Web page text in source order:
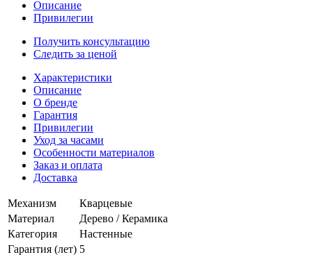
Описание
Привилегии
Получить консультацию
Следить за ценой
Характеристики
Описание
О бренде
Гарантия
Привилегии
Уход за часами
Особенности материалов
Заказ и оплата
Доставка
Механизм
Кварцевые
Материал
Дерево / Керамика
Категория
Настенные
Гарантия (лет) 5